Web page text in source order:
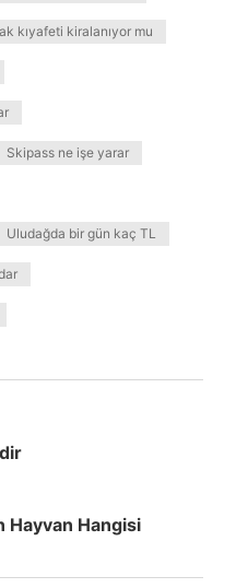
kıyafeti kiralanıyor mu
Skipass ne işe yarar
Uludağda bir gün kaç TL
Hayvan Hangisi